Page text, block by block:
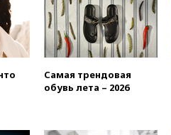
Самая трендовая
обувь лета – 2026